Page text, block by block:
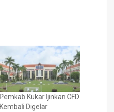
Pemkab Kukar Ijinkan CFD
Kembali Digelar